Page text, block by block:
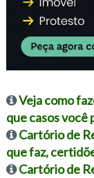
Veja como
que casos você
Cartório de
que faz,
Cartório de